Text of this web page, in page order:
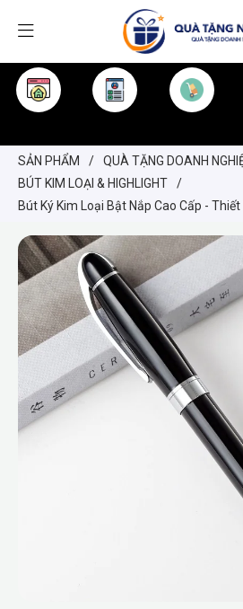
SẢN PHẨM / QUÀ TẶNG DOANH
BÚT KIM LOẠI & HIGHLIGHT
/
Bút Ký Kim Loại Bật Nắp Cao Cấp -